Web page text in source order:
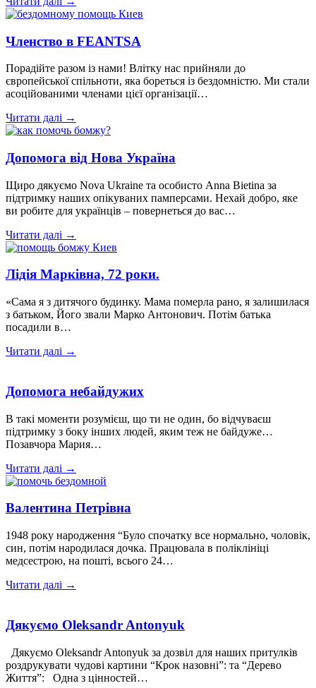
Членство в FEANTSA
Порадійте разом із нами! Влітку нас прийняли до
європейської спільноти, яка бореться із бездомністю. Ми стали
асоційованими членами цієї організації…
Читати далі →
Допомога від Нова Україна
Щиро дякуємо Nova Ukraine та особисто Anna Bietina за
підтримку наших опікуваних памперсами. Нехай добро, яке
ви робите для українців – повернеться до вас…
Читати далі →
Лідія Марківна, 72 роки.
«Сама я з дитячого будинку. Мама померла рано, я залишилася
з батьком, Його звали Марко Антонович. Потім батька
посадили в…
Читати далі →
Допомога небайдужих
В такі моменти розумієш, що ти не один, бо відчуваєш
підтримку з боку інших людей, яким теж не байдуже…
Позавчора Мария…
Читати далі →
Валентина Петрівна
1948 року народження “Було спочатку все нормально, чоловік,
син, потім народилася дочка. Працювала в поліклініці
медсестрою, на пошті, всього 24…
Читати далі →
Дякуємо Oleksandr Antonyuk
Дякуємо Oleksandr Antonyuk за дозвіл для наших притулків
роздрукувати чудові картини “Крок назовні”: та “Дерево
Життя”: Одна з цінностей…